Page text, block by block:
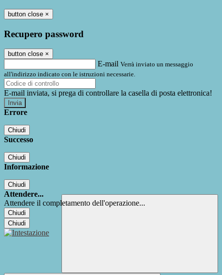
button close ×
Recupero password
button close ×
E-mail Verrà inviato un messaggio
all'indirizzo indicato con le istruzioni necessarie.
E-mail inviata, si prega di controllare la casella di posta elettronica!
Errore
Chiudi
Successo
Chiudi
Informazione
Chiudi
Attendere...
Attendere il completamento dell'operazione...
Chiudi
Chiudi